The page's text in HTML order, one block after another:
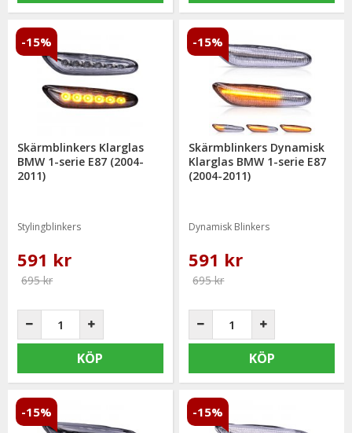
Skärmblinkers Klarglas
BMW 1-serie E87 (2004-
2011)
Stylingblinkers
591 kr
695 kr
-15%
KÖP
Skärmblinkers Dynamisk
Klarglas BMW 1-serie E87
(2004-2011)
Dynamisk Blinkers
591 kr
695 kr
-15%
KÖP
-15% -15%